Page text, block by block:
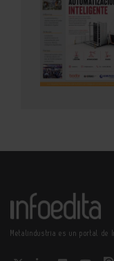
Metalindustria es un portal de